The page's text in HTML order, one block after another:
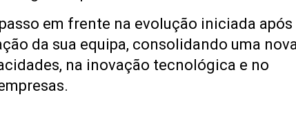
em frente na evolução iniciada após
da sua equipa, consolidando uma
na inovação tecnológica e no